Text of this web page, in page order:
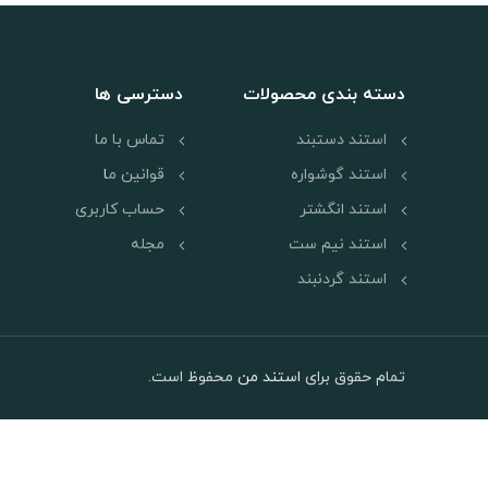
نمایش
صنایع دستی باشد
و یا شاید برای
سانتی متر عرض -
دسته بندی محصولات
استند دستبند
استند گوشواره
استند انگشتر
استند نیم ست
استند گردنبند
دسترسی ها
تماس با ما
قوانین ما
حساب کاربری
مجله
تمام حقوق برای استند من محفوظ است.